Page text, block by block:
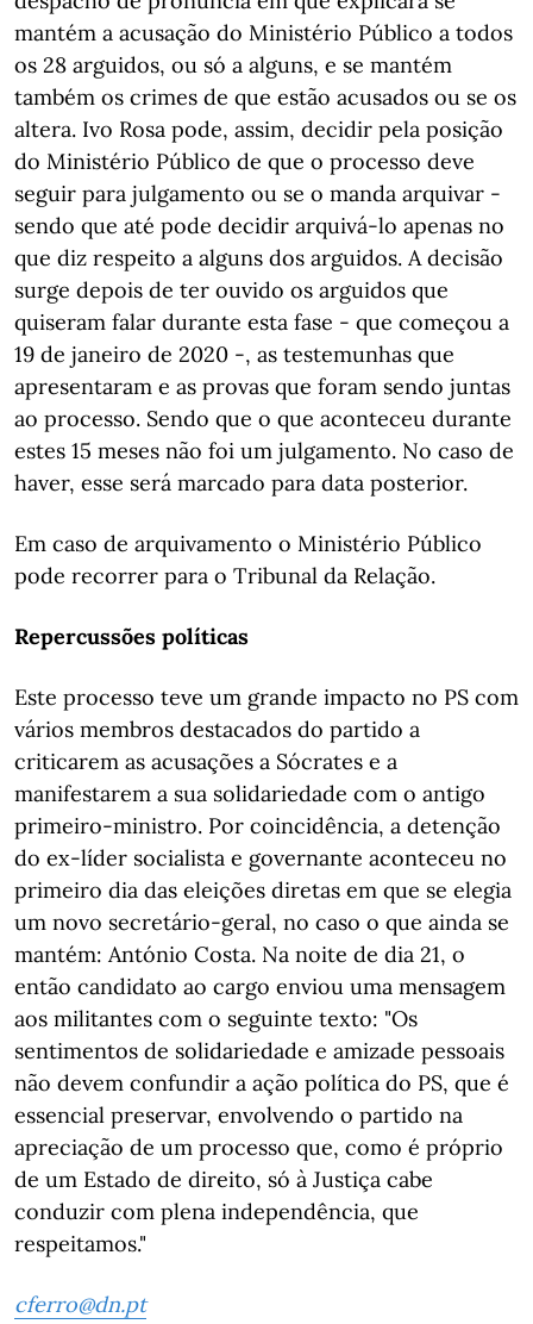
mantém a acusação do Ministério Público a todos
os 28 arguidos, ou só a alguns, e se mantém
também os crimes de que estão acusados ou se os
altera. Ivo Rosa pode, assim, decidir pela posição
do Ministério Público de que o processo deve
seguir para julgamento ou se o manda arquivar -
sendo que até pode decidir arquivá-lo apenas no
que diz respeito a alguns dos arguidos. A decisão
surge depois de ter ouvido os arguidos que
quiseram falar durante esta fase - que começou a
19 de janeiro de 2020 -, as testemunhas que
apresentaram e as provas que foram sendo juntas
ao processo. Sendo que o que aconteceu durante
estes 15 meses não foi um julgamento. No caso de
haver, esse será marcado para data posterior.
Em caso de arquivamento o Ministério Público
pode recorrer para o Tribunal da Relação.
Repercussões políticas
Este processo teve um grande impacto no PS com
vários membros destacados do partido a
criticarem as acusações a Sócrates e a
manifestarem a sua solidariedade com o antigo
primeiro-ministro. Por coincidência, a detenção
do ex-líder socialista e governante aconteceu no
primeiro dia das eleições diretas em que se elegia
um novo secretário-geral, no caso o que ainda se
mantém: António Costa. Na noite de dia 21, o
então candidato ao cargo enviou uma mensagem
aos militantes com o seguinte texto: "Os
sentimentos de solidariedade e amizade pessoais
não devem confundir a ação política do PS, que é
essencial preservar, envolvendo o partido na
apreciação de um processo que, como é próprio
de um Estado de direito, só à Justiça cabe
conduzir com plena independência, que
respeitamos."
cferro@dn.pt